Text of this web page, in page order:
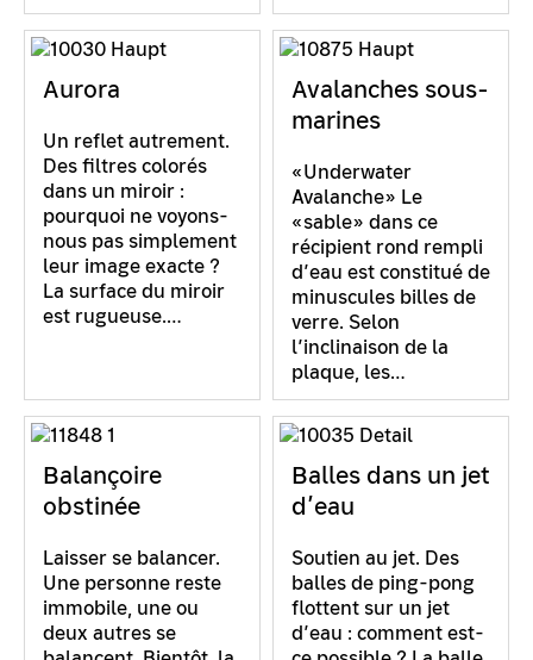
Aurora
Un reflet autrement.
Des filtres colorés
dans un miroir :
pourquoi ne voyons-
nous pas simplement
leur image exacte ?
La surface du miroir
est rugueuse.…
Avalanches sous-
marines
«Underwater
Avalanche» Le
«sable» dans ce
récipient rond rempli
d’eau est constitué de
minuscules billes de
verre. Selon
l’inclinaison de la
plaque, les…
Balançoire
obstinée
Laisser se balancer.
Une personne reste
immobile, une ou
deux autres se
Balles dans un jet
d’eau
Soutien au jet. Des
balles de ping-pong
flottent sur un jet
d’eau : comment est-